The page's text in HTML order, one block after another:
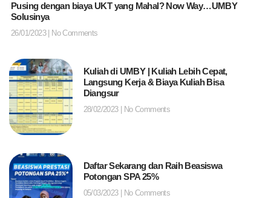
Pusing dengan biaya UKT yang Mahal? Now Way…UMBY
Solusinya
26/01/2023 No Comments
Kuliah di UMBY | Kuliah Lebih Cepat,
Langsung Kerja & Biaya Kuliah Bisa
Diangsur
28/02/2023 No Comments
Daftar Sekarang dan Raih Beasiswa
Potongan SPA 25%
05/03/2023 No Comments